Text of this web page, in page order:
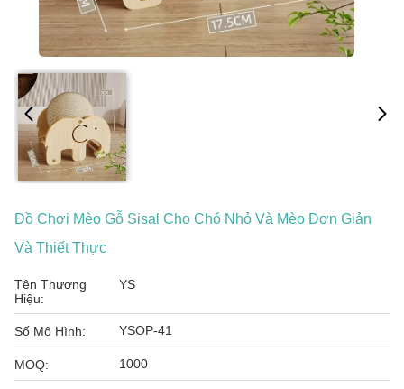
Đồ Chơi Mèo Gỗ Sisal Cho Chó Nhỏ Và Mèo Đơn Giản
Và Thiết Thực
Tên Thương
Hiệu:
YS
Số Mô Hình: YSOP-41
MOQ: 1000